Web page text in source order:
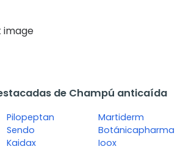
de Champú anticaída
Pilopeptan
Sendo
Kaidax
Martiderm
Botánicapharma
Ioox